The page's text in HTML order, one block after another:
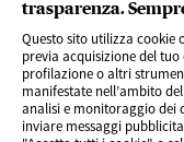
trasparenza.
Questo sito utilizza cookie
previa acquisizione del
profilazione o altri
manifestate nell’ambito
analisi e monitoraggio dei
inviare messaggi
SERVIZI AL
CHI SIAMO